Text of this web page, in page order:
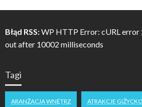
Błąd RSS:WP HTTP Error: cURL error
out after 10002 milliseconds
Tagi
ARANŻACJA WNĘTRZ ATRAKCJE GIŻYCKO